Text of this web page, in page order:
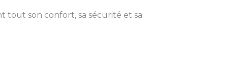
tout son confort, sa sécurité et sa